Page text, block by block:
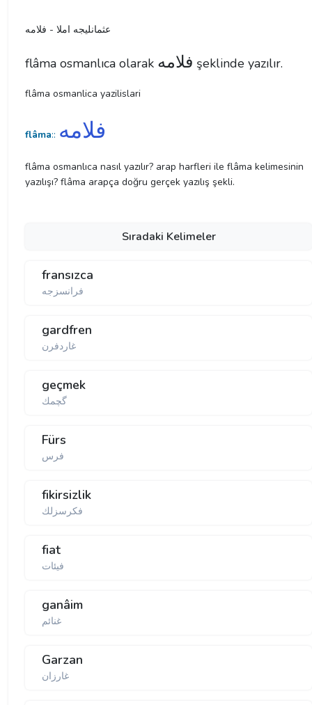
عثمانليجه املا - فلامه
flâma osmanlıca olarak فلامه şeklinde yazılır.
flâma osmanlica yazilislari
flâma:: فلامه
flâma osmanlıca nasıl yazılır? arap harfleri ile flâma kelimesinin
yazılışı? flâma arapça doğru gerçek yazılış şekli.
Sıradaki Kelimeler
fransızca
فرانسزجه
gardfren
غاردفرن
geçmek
گچمك
Fürs
فرس
fikirsizlik
فكرسزلك
fiat
فیئات
ganâim
غنائم
Garzan
غارزان